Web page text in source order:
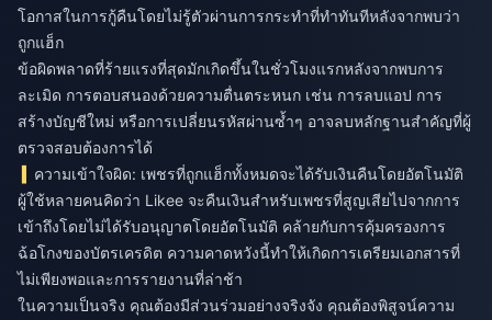
โอกาสในการกู้คืนโดยไม่รู้ตัวผ่านการกระทำที่ทำทันทีหลังจากพบว่า
ถูกแฮ็ก
ข้อผิดพลาดที่ร้ายแรงที่สุดมักเกิดขึ้นในชั่วโมงแรกหลังจากพบการ
ละเมิด การตอบสนองด้วยความตื่นตระหนก เช่น การลบแอป การ
สร้างบัญชีใหม่ หรือการเปลี่ยนรหัสผ่านซ้ำๆ อาจลบหลักฐานสำคัญที่ผู้
ตรวจสอบต้องการได้
ความเข้าใจผิด: เพชรที่ถูกแฮ็กทั้งหมดจะได้รับเงินคืนโดยอัตโนมัติ
ผู้ใช้หลายคนคิดว่า Likee จะคืนเงินสำหรับเพชรที่สูญเสียไปจากการ
เข้าถึงโดยไม่ได้รับอนุญาตโดยอัตโนมัติ คล้ายกับการคุ้มครองการ
ฉ้อโกงของบัตรเครดิต ความคาดหวังนี้ทำให้เกิดการเตรียมเอกสารที่
ไม่เพียงพอและการรายงานที่ล่าช้า
ในความเป็นจริง คุณต้องมีส่วนร่วมอย่างจริงจัง คุณต้องพิสูจน์ความ